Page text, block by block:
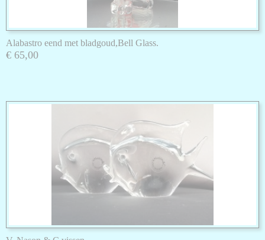
Alabastro eend met bladgoud,Bell Glass.
€ 65,00